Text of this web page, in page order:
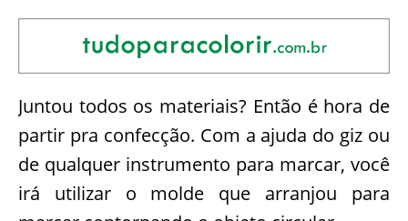
Juntou todos os materiais? Então é hora de
partir pra confecção. Com a ajuda do giz ou
de qualquer instrumento para marcar, você
irá utilizar o molde que arranjou para